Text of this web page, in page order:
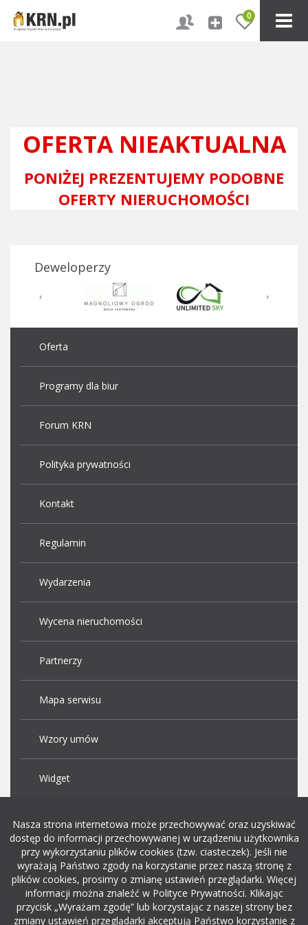
0
OFERTA NIEAKTUALNA
PONIŻEJ PREZENTUJEMY PODOBNE
OFERTY NIERUCHOMOŚCI
Deweloperzy
Oferta
Programy dla biur
Forum KRN
Polityka prywatności
Kontakt
Regulamin
Wydarzenia
Wycena nieruchomości
Partnerzy
Mapa serwisu
Wzory umów
Widget
Dodaj ogłoszenie o pracę
rekrutacja w it
Nasza strona internetowa może przechowywać oraz uzyskiwać
dostęp do informacji przechowywanej w urządzeniu użytkownika
przy wykorzystaniu plików cookies (tzw. ciasteczek). Jeśli nie
wyrażają Państwo zgody na korzystanie przez naszą stronę z
plików cookies, prosimy o zmianę ustawień przeglądarki. Więcej
informacji można znaleźć w Polityce Prywatności. Klikając
przycisk „Wyrażam zgodę” lub korzystając z naszej strony bez
zmiany ustawień przeglądarki akceptują Państwo korzystanie z